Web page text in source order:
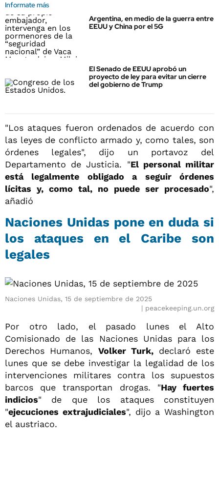
Informate más
Argentina, en medio de la guerra entre
EEUU y China por el 5G
El Senado de EEUU aprobó un
proyecto de ley para evitar un cierre
del gobierno de Trump
"Los ataques fueron ordenados de acuerdo con
las leyes de conflicto armado y, como tales, son
órdenes legales", dijo un portavoz del
Departamento de Justicia. "El personal militar
está legalmente obligado a seguir órdenes
lícitas y, como tal, no puede ser procesado",
añadió
Naciones Unidas pone en duda si
los ataques en el Caribe son
legales
Naciones Unidas, 15 de septiembre de 2025
peacekeeping.un.org
Por otro lado, el pasado lunes el Alto
Comisionado de las Naciones Unidas para los
Derechos Humanos, Volker Turk, declaró este
lunes que se debe investigar la legalidad de los
intervenciones militares contra los supuestos
barcos que transportan drogas. "Hay fuertes
indicios" de que los ataques constituyen
"ejecuciones extrajudiciales", dijo a Washington
el austriaco.